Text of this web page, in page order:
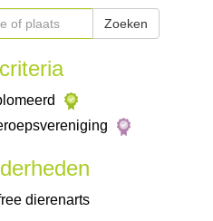
Zoeken
dierenarts